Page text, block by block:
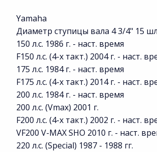
Yamaha
Диаметр ступицы вала 4 3/4" 15
150 л.с. 1986 г. - наст. время
F150 л.с. (4-х такт.) 2004 г. - наст.
175 л.с. 1984 г. - наст. время
F175 л.с. (4-х такт.) 2014 г. - наст.
200 л.с. 1984 г. - наст. время
200 л.с. (Vmax) 2001 г.
F200 л.с. (4-х такт.) 2002 г. - наст.
VF200 V-MAX SHO 2010 г. - наст.
220 л.с. (Special) 1987 - 1988 гг.